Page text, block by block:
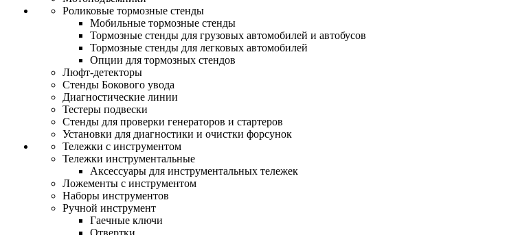
Роликовые тормозные стенды
Мобильные тормозные стенды
Тормозные стенды для грузовых автомобилей и автобусов
Тормозные стенды для легковых автомобилей
Опции для тормозных стендов
Люфт-детекторы
Стенды Бокового увода
Диагностические линии
Тестеры подвески
Стенды для проверки генераторов и стартеров
Установки для диагностики и очистки форсунок
Тележки с инструментом
Тележки инструментальные
Аксессуары для инструментальных тележек
Ложементы с инструментом
Наборы инструментов
Ручной инструмент
Гаечные ключи